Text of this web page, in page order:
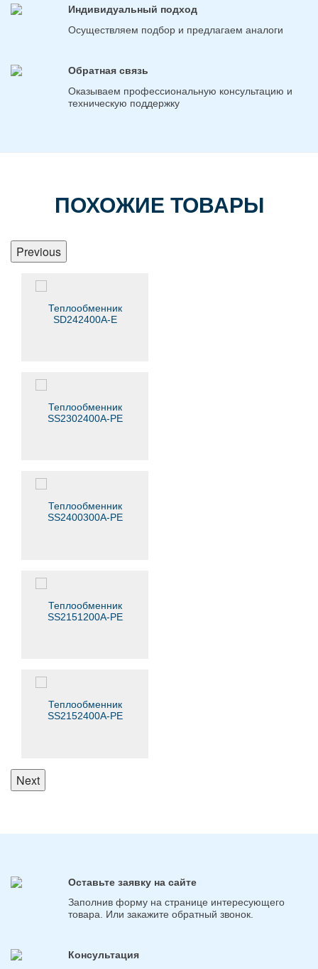
Индивидуальный подход
Осуществляем подбор и предлагаем аналоги
Обратная связь
Оказываем профессиональную консультацию и
техническую поддержку
ПОХОЖИЕ ТОВАРЫ
Previous
Теплообменник
SD242400A-E
Теплообменник
SS2302400A-PE
Теплообменник
SS2400300A-PE
Теплообменник
SS2151200A-PE
Теплообменник
SS2152400A-PE
Next
Оставьте заявку на сайте
Заполнив форму на странице интересующего
товара. Или закажите обратный звонок.
Консультация